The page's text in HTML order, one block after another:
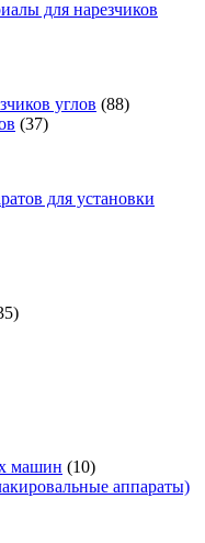
для нарезчиков
углов (88)
(37)
для установки
машин (10)
аппараты)